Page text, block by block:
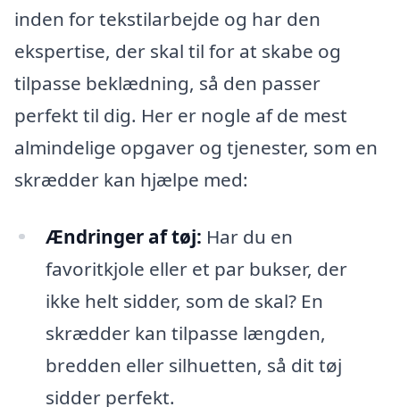
inden for tekstilarbejde og har den
ekspertise, der skal til for at skabe og
tilpasse beklædning, så den passer
perfekt til dig. Her er nogle af de mest
almindelige opgaver og tjenester, som en
skrædder kan hjælpe med:
Ændringer af tøj: Har du en
favoritkjole eller et par bukser, der
ikke helt sidder, som de skal? En
skrædder kan tilpasse længden,
bredden eller silhuetten, så dit tøj
sidder perfekt.